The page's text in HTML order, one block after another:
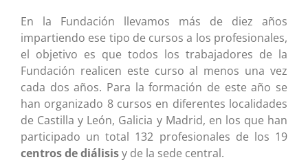
En la Fundación llevamos más de diez años
impartiendo ese tipo de cursos a los profesionales,
el objetivo es que todos los trabajadores de la
Fundación realicen este curso al menos una vez
cada dos años. Para la formación de este año se
han organizado 8 cursos en diferentes localidades
de Castilla y León, Galicia y Madrid, en los que han
participado un total 132 profesionales de los 19
centros de diálisisy de la sede central.